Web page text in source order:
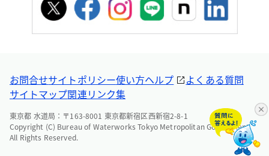
お問合せサイトポリシー使い方ヘルプ
よくある質問
サイトマップ関連リンク集
東京都 水道局：〒163-8001 東京都新宿区西新宿2-8-1
Copyright (C) Bureau of Waterworks Tokyo Metropolitan Government.
All Rights Reserved.